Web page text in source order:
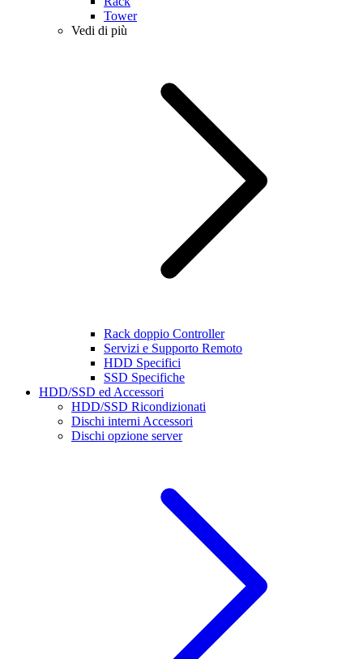
Tower
Vedi di più
Rack doppio Controller
Servizi e Supporto Remoto
HDD Specifici
SSD Specifiche
HDD/SSD ed Accessori
HDD/SSD Ricondizionati
Dischi interni Accessori
Dischi opzione server